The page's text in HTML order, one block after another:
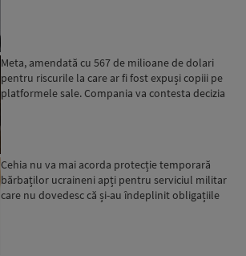
Meta, amendată cu 567 de milioane de dolari
pentru riscurile la care ar fi fost expuși copiii pe
platformele sale. Compania va contesta decizia
Cehia nu va mai acorda protecție temporară
bărbaților ucraineni apți pentru serviciul militar
care nu dovedesc că și-au îndeplinit obligațiile